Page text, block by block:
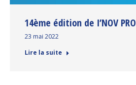
14ème édition de I’NOV PRO
23 mai 2022
Lire la suite